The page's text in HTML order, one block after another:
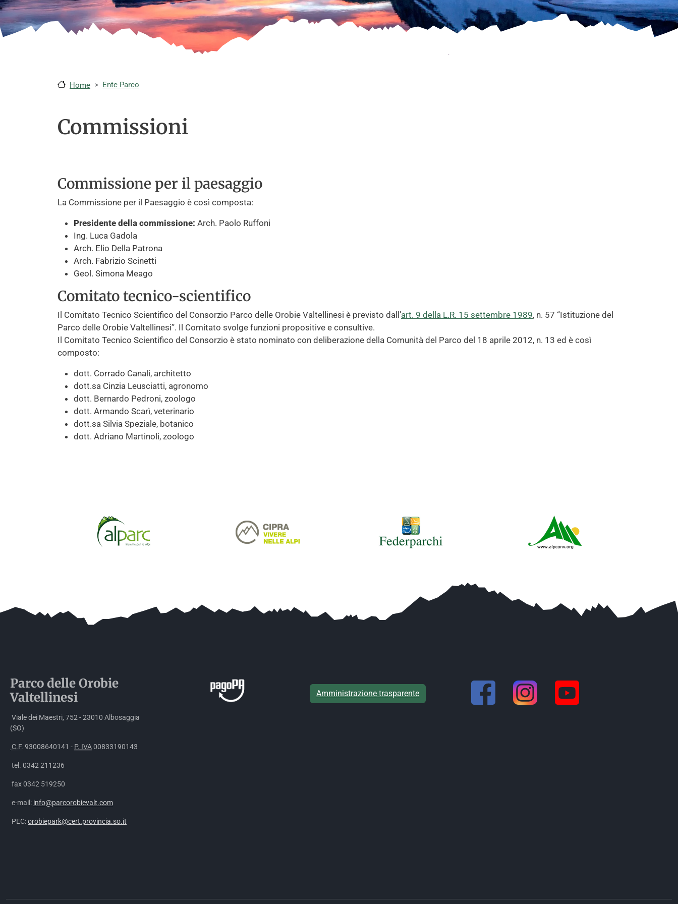
Home Ente Parco
Commissioni
Commissione per il paesaggio
La Commissione per il Paesaggio è così composta:
Presidente della commissione: Arch. Paolo Ruffoni
Ing. Luca Gadola
Arch. Elio Della Patrona
Arch. Fabrizio Scinetti
Geol. Simona Meago
Comitato tecnico-scientifico
Il Comitato Tecnico Scientifico del Consorzio Parco delle Orobie Valtellinesi è previsto dall’art. 9 della L.R. 15 settembre 1989, n. 57 “Istituzione del
Parco delle Orobie Valtellinesi”. Il Comitato svolge funzioni propositive e consultive.
Il Comitato Tecnico Scientifico del Consorzio è stato nominato con deliberazione della Comunità del Parco del 18 aprile 2012, n. 13 ed è così
composto:
dott. Corrado Canali, architetto
dott.sa Cinzia Leusciatti, agronomo
dott. Bernardo Pedroni, zoologo
dott. Armando Scarì, veterinario
dott.sa Silvia Speziale, botanico
dott. Adriano Martinoli, zoologo
Parco delleOrobie
Valtellinesi
Viale dei Maestri, 752 - 23010 Albosaggia
(SO)
C.F. 93008640141 - P. IVA00833190143
tel. 0342 211236
fax 0342 519250
e-mail: info@parcorobievalt.com
PEC:orobiepark@cert.provincia.so.it
Amministrazione trasparente